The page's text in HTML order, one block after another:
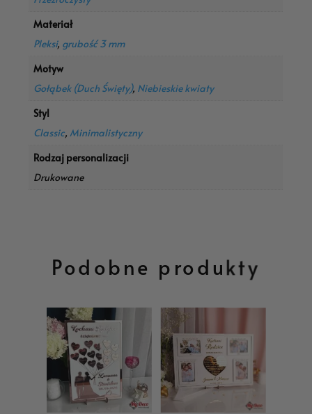
Materiał
Pleksi, grubość 3 mm
Motyw
Gołąbek (Duch Święty), Niebieskie kwiaty
Styl
Classic,Minimalistyczny
Rodzaj personalizacji
Drukowane
Podobne produkty